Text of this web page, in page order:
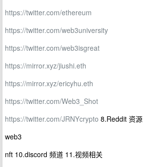
https://twitter.com/ethereum
https://twitter.com/web3university
https://twitter.com/web3isgreat
https://mirror.xyz/jiushi.eth
https://mirror.xyz/ericyhu.eth
https://twitter.com/Web3_Shot
https://twitter.com/JRNYcrypto 8.Reddit 资源
web3
nft 10.discord 频道 11.视频相关